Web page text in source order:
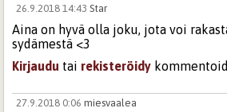
26.9.2018 14:43 Star
Aina on hyvä olla joku, jota voi
sydämestä <3
Kirjaudu tai rekisteröidy
27.9.2018 0:06 miesvaalea